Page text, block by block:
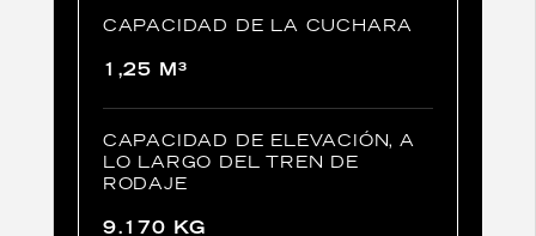
CAPACIDAD DE LA CUCHARA
1,25 M³
CAPACIDAD DE ELEVACIÓN, A
LO LARGO DEL TREN DE
RODAJE
9.170 KG